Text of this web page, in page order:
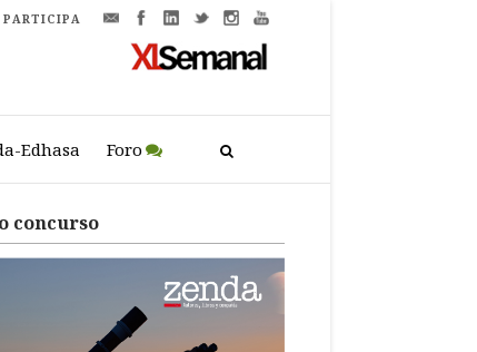
PARTICIPA
Edhasa Foro
concurso